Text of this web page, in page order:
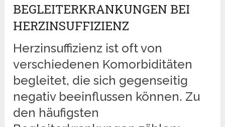
BEGLEITERKRANKUNGEN BEI
HERZINSUFFIZIENZ
Herzinsuffizienz ist oft von
verschiedenen Komorbiditäten
begleitet, die sich gegenseitig
negativ beeinflussen können. Zu
den häufigsten